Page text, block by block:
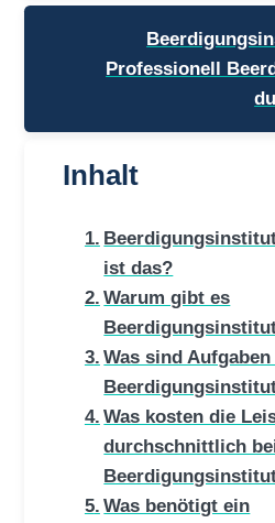
Professionell
Inhalt
ist das?
Warum gibt es
Was sind
Was kosten die
durchschnittlich
Was benötigt ein